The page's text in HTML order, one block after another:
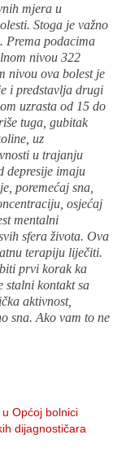
mjera u
Stoga je važno
Prema podacima
nivou 322
nivou ova bolest je
i predstavlja drugi
uzrasta od 15 do
tuga, gubitak
uz
u trajanju
depresije imaju
poremećaj sna,
osjećaj
mentalni
sfera života. Ova
terapiju liječiti.
prvi korak ka
stalni kontakt sa
aktivnost,
sna. Ako vam to ne
Općoj bolnici
dijagnostičara